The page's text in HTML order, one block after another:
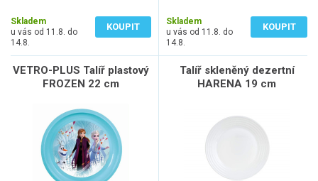
Skladem
u vás od 11.8. do
14.8.
KOUPIT
Skladem
u vás od 11.8. do
14.8.
KOUPIT
VETRO-PLUS Talíř plastový
FROZEN 22 cm
Talíř skleněný dezertní
HARENA 19 cm